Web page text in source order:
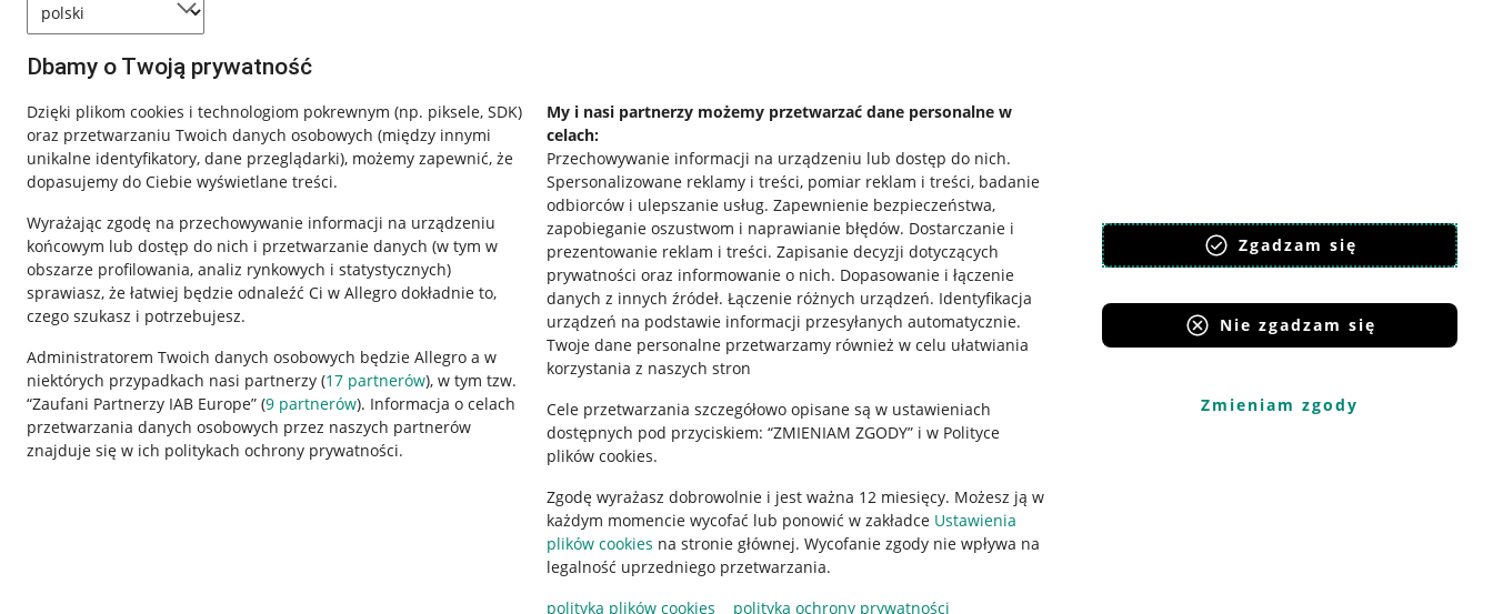
Dbamy o Twoją prywatność
Dzięki plikom cookies i technologiom pokrewnym (np. piksele, SDK)
oraz przetwarzaniu Twoich danych osobowych (między innymi
unikalne identyfikatory, dane przeglądarki), możemy zapewnić, że
dopasujemy do Ciebie wyświetlane treści.
Wyrażając zgodę na przechowywanie informacji na urządzeniu
końcowym lub dostęp do nich i przetwarzanie danych (w tym w
obszarze profilowania, analiz rynkowych i statystycznych)
sprawiasz, że łatwiej będzie odnaleźć Ci w Allegro dokładnie to,
czego szukasz i potrzebujesz.
Administratorem Twoich danych osobowych będzie Allegro a w
niektórych przypadkach nasi partnerzy (17 partnerów), w tym tzw.
“Zaufani Partnerzy IAB Europe” (9 partnerów). Informacja o celach
przetwarzania danych osobowych przez naszych partnerów
znajduje się w ich politykach ochrony prywatności.
My i nasi partnerzy możemy przetwarzać dane personalne w
celach:
Przechowywanie informacji na urządzeniu lub dostęp do nich.
Spersonalizowane reklamy i treści, pomiar reklam i treści, badanie
odbiorców i ulepszanie usług. Zapewnienie bezpieczeństwa,
zapobieganie oszustwom i naprawianie błędów. Dostarczanie i
prezentowanie reklam i treści. Zapisanie decyzji dotyczących
prywatności oraz informowanie o nich. Dopasowanie i łączenie
danych z innych źródeł. Łączenie różnych urządzeń. Identyfikacja
urządzeń na podstawie informacji przesyłanych automatycznie.
Twoje dane personalne przetwarzamy również w celu ułatwiania
korzystania z naszych stron
Cele przetwarzania szczegółowo opisane są w ustawieniach
dostępnych pod przyciskiem: “ZMIENIAM ZGODY” i w Polityce
plików cookies.
Zgodę wyrażasz dobrowolnie i jest ważna 12 miesięcy. Możesz ją w
każdym momencie wycofać lub ponowić w zakładce Ustawienia
plików cookies na stronie głównej. Wycofanie zgody nie wpływa na
legalność uprzedniego przetwarzania.
polityka plików cookies
polityka ochrony prywatności
Zgadzam się
Nie zgadzam się
Zmieniam zgody
Przydatne informacje
Jak to działa
Napisz do nas
Allegro Gadane dla sprzedających
Regulamin
Polityka plików "cookies"
Ustawienia plików "cookies"
Udostępnianie lokalizacji
Informacje dla Aktu o Usługach Cyfrowych
Pobierz aplikację